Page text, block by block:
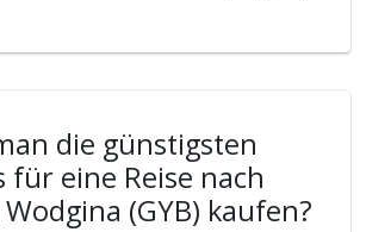
die günstigsten
für eine Reise nach
(GYB) kaufen?